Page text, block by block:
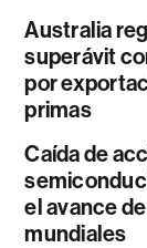
Australia
superávit
por
primas
Caída de
el avance
mundiales